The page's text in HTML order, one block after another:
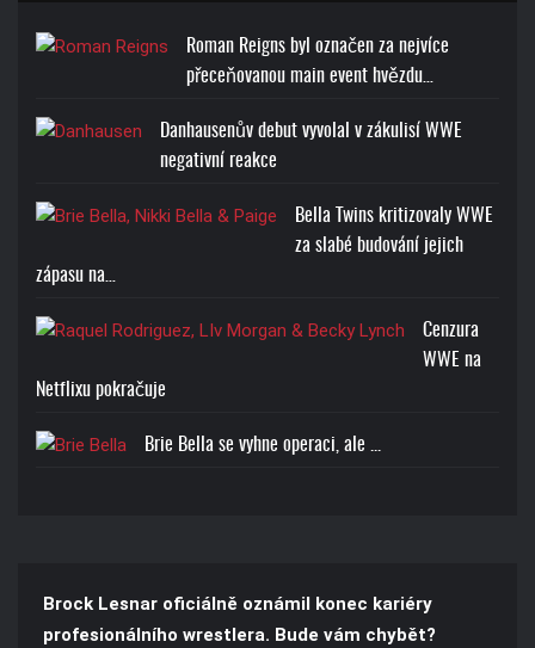
RANDY ORTON RKO SKULL
Roman Reigns byl označen za nejvíce
přeceňovanou main event hvězdu…
Danhausenův debut vyvolal v zákulisí WWE
negativní reakce
Bella Twins kritizovaly WWE
za slabé budování jejich
zápasu na…
Cenzura
WWE na
Netflixu pokračuje
Brie Bella se vyhne operaci, ale ...
Brock Lesnar oficiálně oznámil konec kariéry
profesionálního wrestlera. Bude vám chybět?